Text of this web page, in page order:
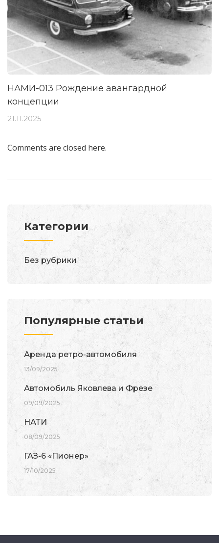
НАМИ-013 Рождение авангардной
концепции
21.11.2025
Comments are closed here.
Категории
Без рубрики
Популярные статьи
Аренда ретро-автомобиля
13/09/2025
Автомобиль Яковлева и Фрезе
09/09/2025
НАТИ
08/09/2025
ГАЗ-6 «Пионер»
17/10/2025